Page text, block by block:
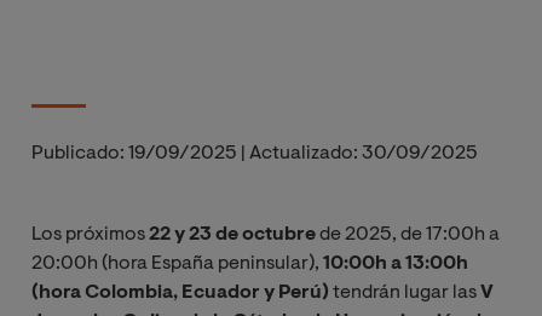
Publicado: 19/09/2025 Actualizado: 30/09/2025
Los próximos22 y 23 de octubrede 2025, de 17:00h a
20:00h (hora España peninsular), 10:00h a 13:00h
(hora Colombia, Ecuador y Perú) tendrán lugar lasV